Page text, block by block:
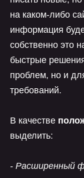
на каком-либо
информация
собственно это
быстрые
проблем, но и
требований.
В качестве
выделить:
- Расширенный